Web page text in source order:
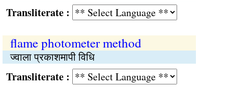
:
flame photometer method
ज्वाला प्रकाशमापी विधि
: